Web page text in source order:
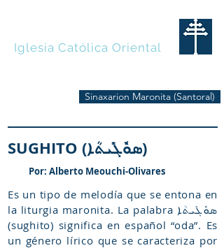
Iglesia Católica Oriental
Sinaxarion Maronita (Santoral)
SUGHITO (ܣܘܽܓܺܝܬܳܐ)
Por: Alberto Meouchi-Olivares
Es un tipo de melodía que se entona en
la liturgia maronita. La palabra ܣܘܽܓܺܝܬܳܐ
(sughito) significa en español “oda”. Es
un género lírico que se caracteriza por